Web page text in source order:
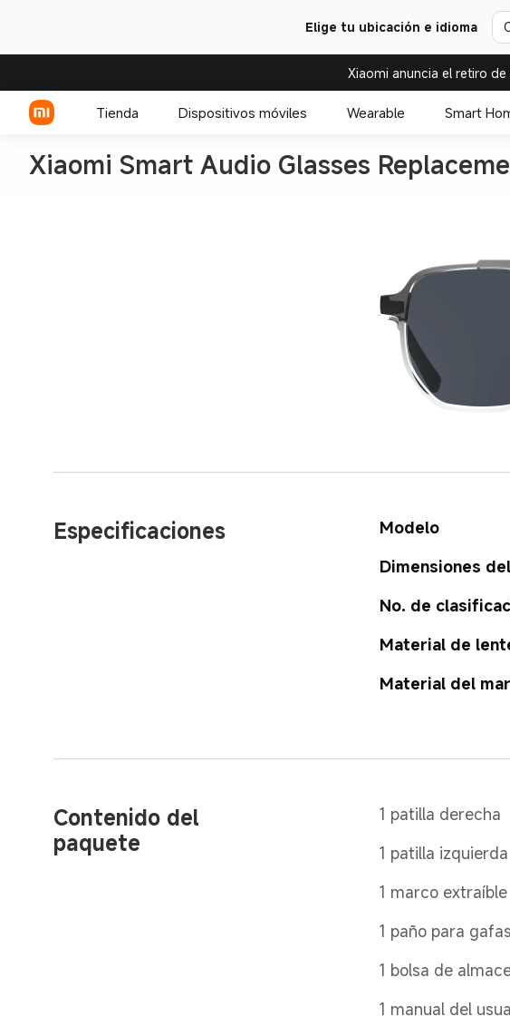
Elige tu ubicación e idioma
Xiaomi anuncia el retiro
Tienda Dispositivos móviles Wearable Smart
Xiaomi Smart Audio Glasses
Especificaciones Modelo
Dimensiones
No. de
Material de
Material del
Contenido del
paquete
1 patilla derecha
1 patilla izquierda
1 marco extraíble
1 paño para gafas
1 bolsa de
1 manual del